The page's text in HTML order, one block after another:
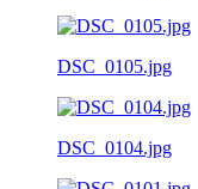
DSC_0105.jpg
DSC_0104.jpg